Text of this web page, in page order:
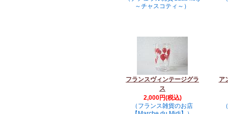
～チャスコティ～）
フランスヴィンテージグラ
ス
2,000円(税込)
（フランス雑貨のお店
ア